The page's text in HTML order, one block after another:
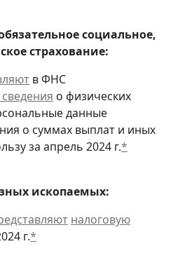
социальное,
страхование:
в ФНС
о физических
данные
о суммах выплат и иных
за апрель 2024 г.*
ископаемых:
налоговую
г.*